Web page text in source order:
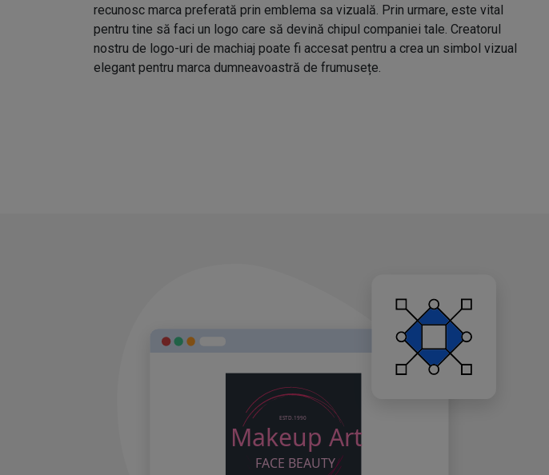
recunosc marca preferată prin emblema sa vizuală. Prin urmare, este vital
pentru tine să faci un logo care să devină chipul companiei tale. Creatorul
nostru de logo-uri de machiaj poate fi accesat pentru a crea un simbol vizual
elegant pentru marca dumneavoastră de frumusețe.